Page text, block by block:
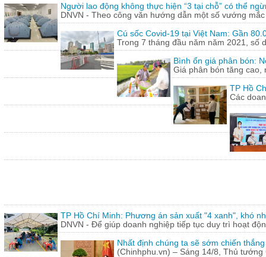
Người lao động không thực hiện “3 tại chỗ” có thể
DNVN - Theo công văn hướng dẫn một số vướng
Cú sốc Covid-19 tại Việt Nam: Gần
Trong 7 tháng đầu năm năm 2021, số
Bình ổn giá phân bón:
Giá phân bón tăng
TP Hồ
Các
TP Hồ Chí Minh: Phương án sản xuất "4 xanh", khó
DNVN - Để giúp doanh nghiệp tiếp tục duy trì hoạt
Nhất định chúng ta sẽ sớm chiến
(Chinhphu.vn) – Sáng 14/8, Thủ